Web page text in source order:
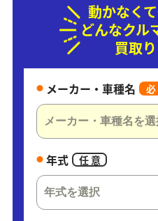
動かなく
どんなクル
買取
メーカー・車種名 必
年式 任 意